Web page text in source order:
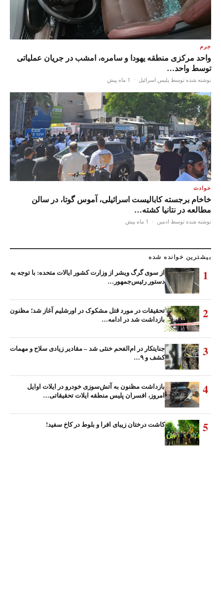
جرم
واحد مرکزی منطقه یهودا و سامره، امشب در جریان عملیاتی
توسط واحد…
نوشته شده توسط پلیس اسرائیل · 1 ماه پیش
حوادث
خاخام برجسته کابالیست اسرائیلی، آموس گوتا، در سالن
مطالعه در نتانیا کشته…
نوشته شده توسط ادمین · 1 ماه پیش
بیشترین خوانده شده
1
از سوی گرگ ویشر از وزارت کشور ایالات متحده: با توجه به
دستور رئیس‌جمهور…
2
تحقیقات در مورد قتل مشکوک در اورشلیم آغاز شد؛ مظنون
بازداشت شد در ادامه…
3
جنایتکار در ام‌الفحم خنثی شد – مقادیر زیادی سلاح و مهمات
کشف و ۹…
4
بازداشت مظنون به آتش‌سوزی خودرو در ایلات اوایل
امروز، افسران پلیس منطقه ایلات تحقیقاتی…
5 کاشت درختان زیبای افرا و بلوط در کاخ سفید!